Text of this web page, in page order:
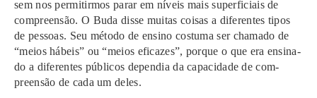
sem nos permitirmos parar em ­níveis mais super­fi­ciais de
com­preen­são. O Buda disse mui­tas coi­sas a dife­ren­tes tipos
de pes­soas. Seu méto­do de ensi­no cos­tu­ma ser chama­do de
“meios hábeis” ou “meios efi­cazes”, por­que o que era ensi­na­
do a dife­ren­tes públi­cos depen­dia da capa­ci­da­de de com­
preen­são de cada um deles.